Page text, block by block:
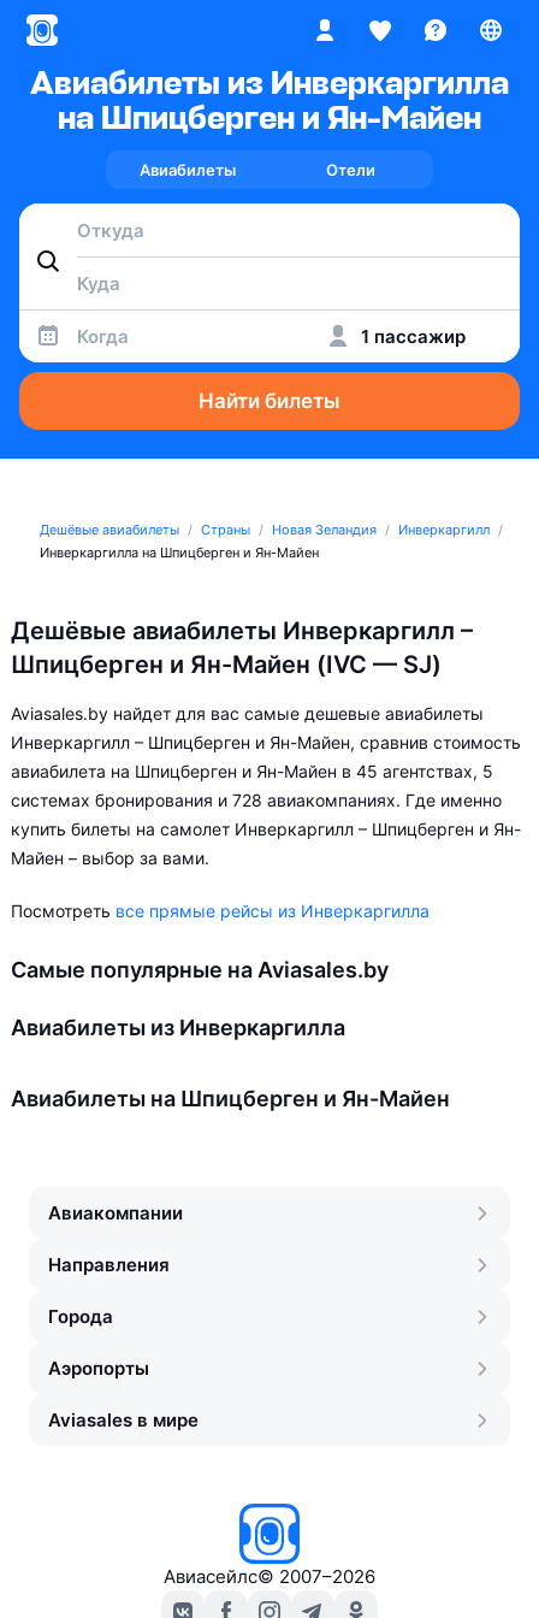
Авиабилеты из Инверкаргилла
на Шпицберген и Ян-Майен
Авиабилеты Отели
Когда 1 пассажир
Найти билеты
Дешёвые авиабилеты Страны Новая Зеландия
Инверкаргилл
Инверкаргилла на Шпицберген и Ян-Майен
Дешёвые авиабилеты Инверкаргилл –
Шпицберген и Ян-Майен (IVC — SJ)
Aviasales.by найдет для вас самые дешевые авиабилеты
Инверкаргилл – Шпицберген и Ян-Майен, сравнив стоимость
авиабилета на Шпицберген и Ян-Майен в 45 агентствах, 5
системах бронирования и 728 авиакомпаниях. Где именно
купить билеты на самолет Инверкаргилл – Шпицберген и Ян-
Майен – выбор за вами.
Посмотреть все прямые рейсы из Инверкаргилла
Самые популярные на Aviasales.by
Авиабилеты из Инверкаргилла
Авиабилеты на Шпицберген и Ян-Майен
Авиакомпании
Направления
Города
Аэропорты
Aviasales в мире
Авиасейлс© 2007–2026